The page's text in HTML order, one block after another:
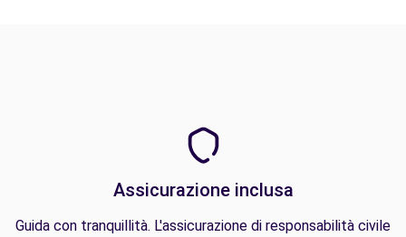
Assicurazione inclusa
Guida con tranquillità. L'assicurazione di responsabilità civile